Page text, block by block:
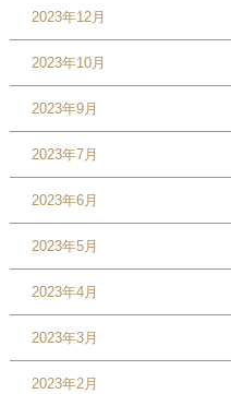
2023年12月
2023年10月
2023年9月
2023年7月
2023年6月
2023年5月
2023年4月
2023年3月
2023年2月